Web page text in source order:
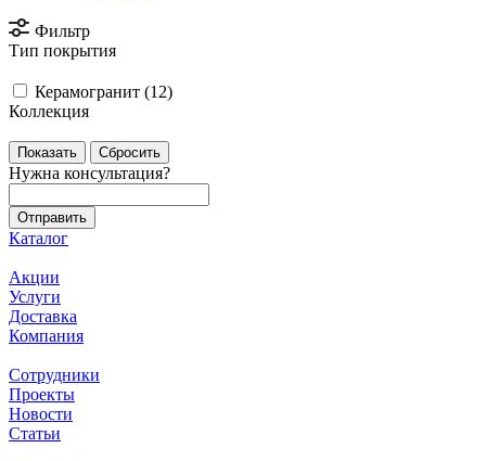
Фильтр
Тип покрытия
Керамогранит (12)
Коллекция
Сбросить
Нужна консультация?
Каталог
Акции
Услуги
Доставка
Компания
Сотрудники
Проекты
Новости
Статьи